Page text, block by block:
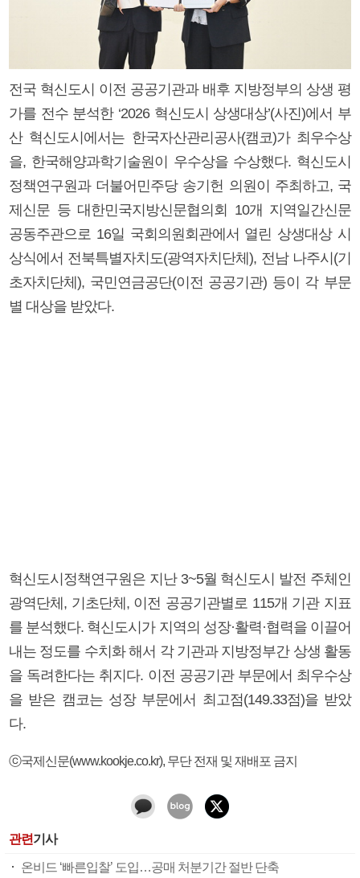
전국 혁신도시 이전 공공기관과 배후 지방정부의 상생 평
가를 전수 분석한 ‘2026 혁신도시 상생대상’(사진)에서 부
산 혁신도시에서는 한국자산관리공사(캠코)가 최우수상
을, 한국해양과학기술원이 우수상을 수상했다. 혁신도시
정책연구원과 더불어민주당 송기헌 의원이 주최하고, 국
제신문 등 대한민국지방신문협의회 10개 지역일간신문
공동주관으로 16일 국회의원회관에서 열린 상생대상 시
상식에서 전북특별자치도(광역자치단체), 전남 나주시(기
초자치단체), 국민연금공단(이전 공공기관) 등이 각 부문
별 대상을 받았다.
혁신도시정책연구원은 지난 3~5월 혁신도시 발전 주체인
광역단체, 기초단체, 이전 공공기관별로 115개 기관 지표
를 분석했다. 혁신도시가 지역의 성장·활력·협력을 이끌어
내는 정도를 수치화 해서 각 기관과 지방정부간 상생 활동
을 독려한다는 취지다. 이전 공공기관 부문에서 최우수상
을 받은 캠코는 성장 부문에서 최고점(149.33점)을 받았
다.
ⓒ국제신문(www.kookje.co.kr), 무단 전재 및 재배포 금지
관련기사
온비드 ‘빠른입찰’ 도입…공매 처분기간 절반 단축